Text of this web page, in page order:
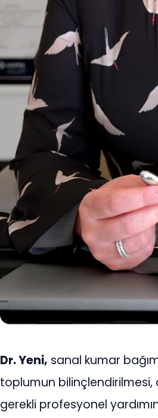
Dr. Yeni, sanal kumar
toplumun bilinçlendirilmesi,
gerekli profesyonel